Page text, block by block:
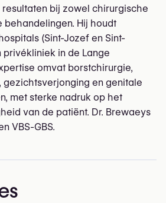
bij zowel chirurgische
Hij houdt
(Sint-Jozef en Sint-
privékliniek in de Lange
omvat borstchirurgie,
gezichtsverjonging en genitale
met sterke nadruk op het
van de patiënt. Dr. Brewaeys
VBS-GBS.